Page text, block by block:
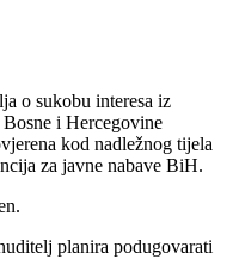
o sukobu interesa iz
i Hercegovine
kod nadležnog tijela
za javne nabave BiH.
planira podugovarati